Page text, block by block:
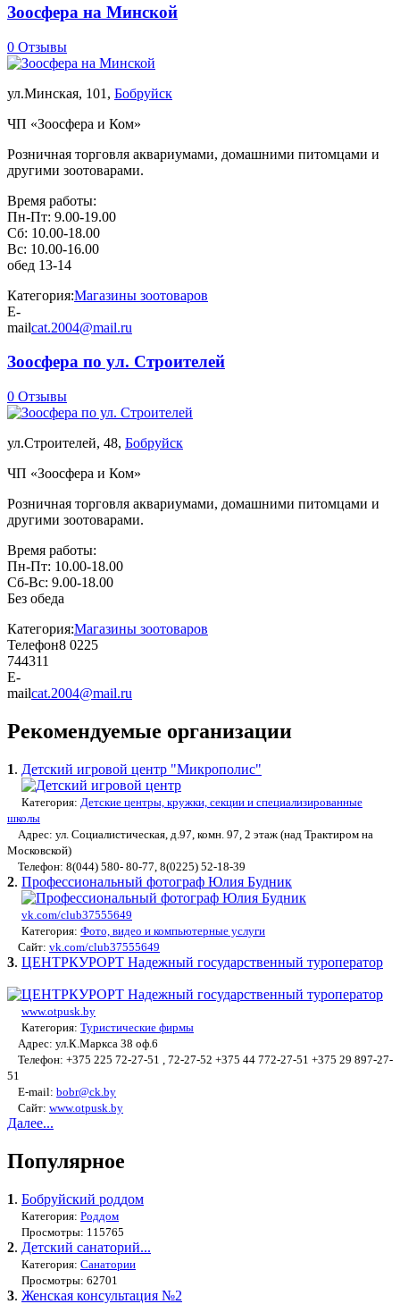
Зоосфера на Минской
0 Отзывы
ул.Минская, 101, Бобруйск
ЧП «Зоосфера и Ком»
Розничная торговля аквариумами, домашними питомцами и
другими зоотоварами.
Время работы:
Пн-Пт: 9.00-19.00
Сб: 10.00-18.00
Вс: 10.00-16.00
обед 13-14
Категория:Магазины зоотоваров
E-
mailcat.2004@mail.ru
Зоосфера по ул. Строителей
0 Отзывы
ул.Строителей, 48, Бобруйск
ЧП «Зоосфера и Ком»
Розничная торговля аквариумами, домашними питомцами и
другими зоотоварами.
Время работы:
Пн-Пт: 10.00-18.00
Сб-Вс: 9.00-18.00
Без обеда
Категория:Магазины зоотоваров
Телефон8 0225
744311
E-
mailcat.2004@mail.ru
Рекомендуемые организации
1. Детский игровой центр "Микрополис"
Категория: Детские центры, кружки, секции и специализированные
школы
Адрес: ул. Социалистическая, д.97, комн. 97, 2 этаж (над Трактиром на
Московской)
Телефон: 8(044) 580- 80-77, 8(0225) 52-18-39
2. Профессиональный фотограф Юлия Будник
vk.com/club37555649
Категория: Фото, видео и компьютерные услуги
Сайт: vk.com/club37555649
3. ЦЕНТРКУРОРТ Надежный государственный туроператор
www.otpusk.by
Категория: Туристические фирмы
Адрес: ул.К.Маркса 38 оф.6
Телефон: +375 225 72-27-51 , 72-27-52 +375 44 772-27-51 +375 29 897-27-
51
E-mail: bobr@ck.by
Сайт: www.otpusk.by
Далее...
Популярное
1. Бобруйский роддом
Категория: Роддом
Просмотры: 115765
2. Детский санаторий...
Категория: Санатории
Просмотры: 62701
3. Женская консультация №2